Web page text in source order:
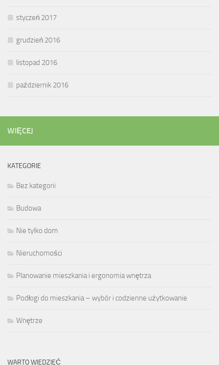
styczeń 2017
grudzień 2016
listopad 2016
październik 2016
WIĘCEJ
KATEGORIE
Bez kategorii
Budowa
Nie tylko dom
Nieruchomości
Planowanie mieszkania i ergonomia wnętrza
Podłogi do mieszkania – wybór i codzienne użytkowanie
Wnętrze
WARTO WIEDZIEĆ